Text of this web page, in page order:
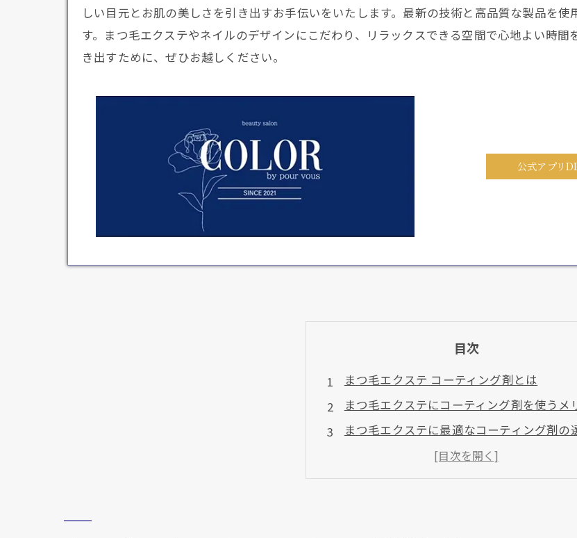
しい目元とお肌の美しさを引き出すお手伝いをいたします。最新の技術と高品質な製品を
す。まつ毛エクステやネイルのデザインにこだわり、リラックスできる空間で心地よい時
き出すために、ぜひお越しください。
公式アプリ
目次
まつ毛エクステ コーティング剤とは
まつ毛エクステにコーティング剤を使うメ
まつ毛エクステに最適なコーティング剤の
まつ毛エクステ コーティング剤の使い方ガ
まとめ